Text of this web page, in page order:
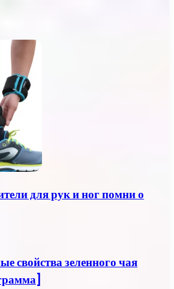
для рук и ног помни о
свойства зеленного чая